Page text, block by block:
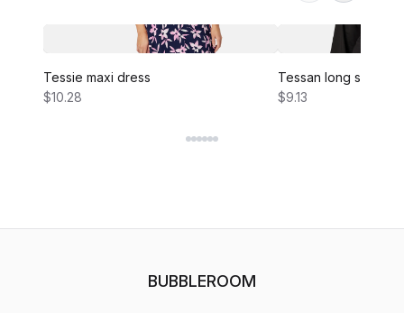
Tessie maxi dress
$10.28
Tessan long sleeve
$9.13
BUBBLEROOM